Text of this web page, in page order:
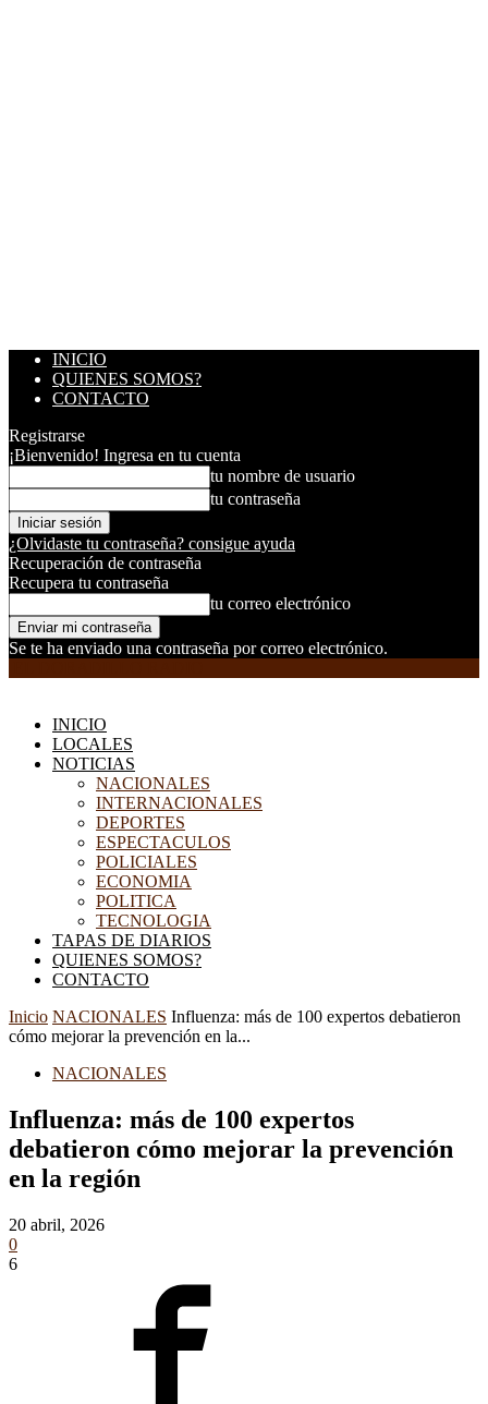
INICIO
QUIENES SOMOS?
CONTACTO
Registrarse
¡Bienvenido! Ingresa en tu cuenta
tu nombre de usuario
tu contraseña
¿Olvidaste tu contraseña? consigue ayuda
Recuperación de contraseña
Recupera tu contraseña
tu correo electrónico
Se te ha enviado una contraseña por correo electrónico.
INICIO
LOCALES
NOTICIAS
NACIONALES
INTERNACIONALES
DEPORTES
ESPECTACULOS
POLICIALES
ECONOMIA
POLITICA
TECNOLOGIA
TAPAS DE DIARIOS
QUIENES SOMOS?
CONTACTO
Inicio NACIONALES Influenza: más de 100 expertos debatieron
cómo mejorar la prevención en la...
NACIONALES
Influenza: más de 100 expertos
debatieron cómo mejorar la prevención
en la región
20 abril, 2026
0
6